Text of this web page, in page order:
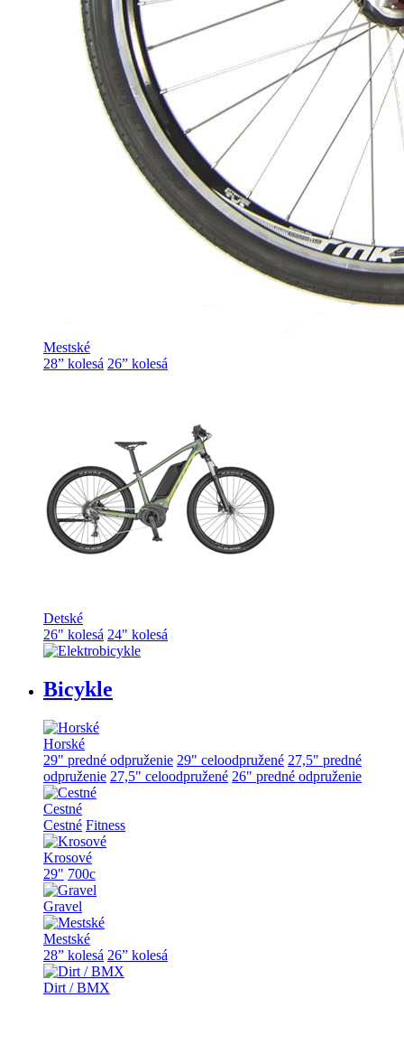
Mestské
28” kolesá 26” kolesá
Detské
26" kolesá 24" kolesá
Bicykle
Horské
29" predné odpruženie 29" celoodpružené 27,5" predné
odpruženie 27,5" celoodpružené 26" predné odpruženie
Cestné
Cestné Fitness
Krosové
29" 700c
Gravel
Mestské
28” kolesá 26” kolesá
Dirt / BMX